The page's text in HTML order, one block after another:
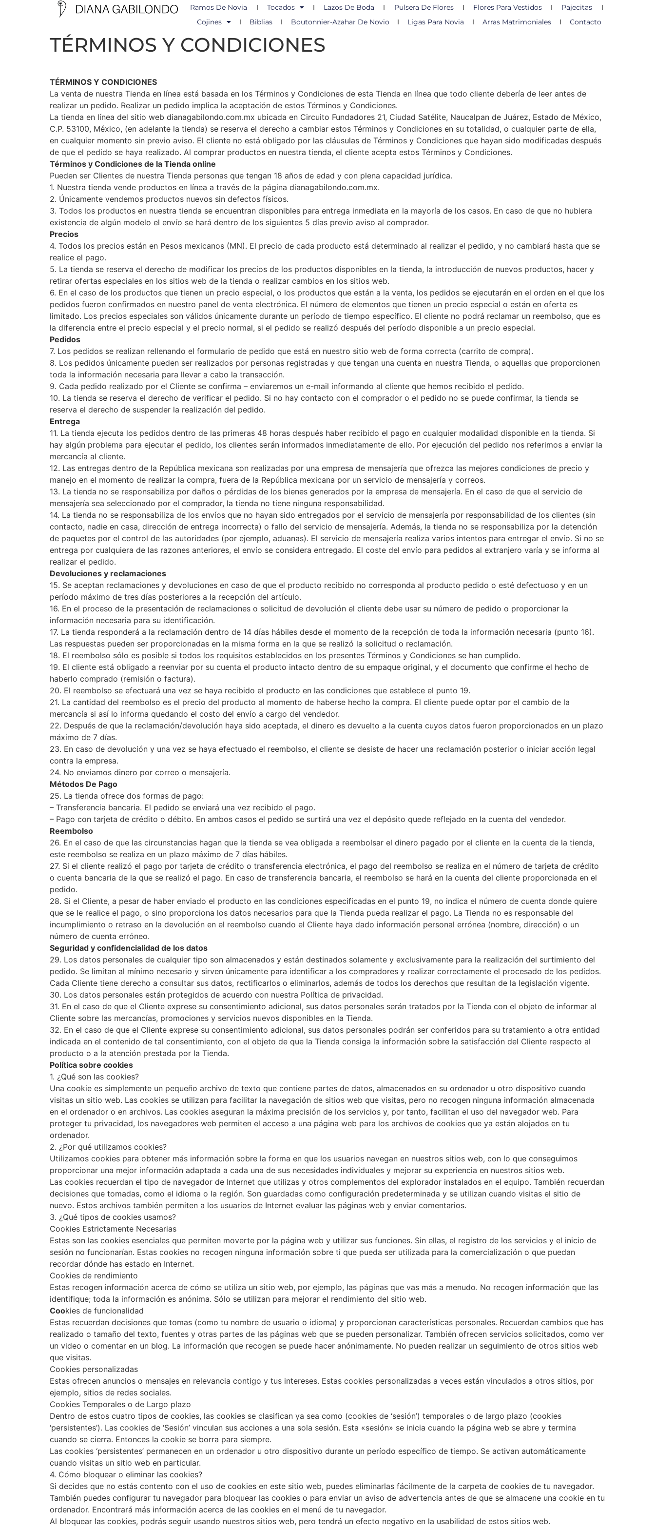
Ramos De Novia Tocados Lazos De Boda Pulsera De Flores Flores Para Vestidos
Pajecitas
Cojines
Biblias Boutonnier-Azahar De Novio Ligas Para Novia Arras Matrimoniales Contacto
TÉRMINOS Y CONDICIONES
TÉRMINOS Y CONDICIONES
La venta de nuestra Tienda en línea está basada en los Términos y Condiciones de esta Tienda en línea que todo cliente debería de leer antes de
realizar un pedido. Realizar un pedido implica la aceptación de estos Términos y Condiciones.
La tienda en línea del sitio web dianagabilondo.com.mx ubicada en Circuito Fundadores 21, Ciudad Satélite, Naucalpan de Juárez, Estado de México,
C.P. 53100, México, (en adelante la tienda) se reserva el derecho a cambiar estos Términos y Condiciones en su totalidad, o cualquier parte de ella,
en cualquier momento sin previo aviso. El cliente no está obligado por las cláusulas de Términos y Condiciones que hayan sido modificadas después
de que el pedido se haya realizado. Al comprar productos en nuestra tienda, el cliente acepta estos Términos y Condiciones.
Términos y Condiciones de la Tienda online
Pueden ser Clientes de nuestra Tienda personas que tengan 18 años de edad y con plena capacidad jurídica.
1. Nuestra tienda vende productos en línea a través de la página dianagabilondo.com.mx.
2. Únicamente vendemos productos nuevos sin defectos físicos.
3. Todos los productos en nuestra tienda se encuentran disponibles para entrega inmediata en la mayoría de los casos. En caso de que no hubiera
existencia de algún modelo el envío se hará dentro de los siguientes 5 días previo aviso al comprador.
Precios
4. Todos los precios están en Pesos mexicanos (MN). El precio de cada producto está determinado al realizar el pedido, y no cambiará hasta que se
realice el pago.
5. La tienda se reserva el derecho de modificar los precios de los productos disponibles en la tienda, la introducción de nuevos productos, hacer y
retirar ofertas especiales en los sitios web de la tienda o realizar cambios en los sitios web.
6. En el caso de los productos que tienen un precio especial, o los productos que están a la venta, los pedidos se ejecutarán en el orden en el que los
pedidos fueron confirmados en nuestro panel de venta electrónica. El número de elementos que tienen un precio especial o están en oferta es
limitado. Los precios especiales son válidos únicamente durante un período de tiempo específico. El cliente no podrá reclamar un reembolso, que es
la diferencia entre el precio especial y el precio normal, si el pedido se realizó después del período disponible a un precio especial.
Pedidos
7. Los pedidos se realizan rellenando el formulario de pedido que está en nuestro sitio web de forma correcta (carrito de compra).
8. Los pedidos únicamente pueden ser realizados por personas registradas y que tengan una cuenta en nuestra Tienda, o aquellas que proporcionen
toda la información necesaria para llevar a cabo la transacción.
9. Cada pedido realizado por el Cliente se confirma – enviaremos un e-mail informando al cliente que hemos recibido el pedido.
10. La tienda se reserva el derecho de verificar el pedido. Si no hay contacto con el comprador o el pedido no se puede confirmar, la tienda se
reserva el derecho de suspender la realización del pedido.
Entrega
11. La tienda ejecuta los pedidos dentro de las primeras 48 horas después haber recibido el pago en cualquier modalidad disponible en la tienda. Si
hay algún problema para ejecutar el pedido, los clientes serán informados inmediatamente de ello. Por ejecución del pedido nos referimos a enviar la
mercancía al cliente.
12. Las entregas dentro de la República mexicana son realizadas por una empresa de mensajería que ofrezca las mejores condiciones de precio y
manejo en el momento de realizar la compra, fuera de la República mexicana por un servicio de mensajería y correos.
13. La tienda no se responsabiliza por daños o pérdidas de los bienes generados por la empresa de mensajería. En el caso de que el servicio de
mensajería sea seleccionado por el comprador, la tienda no tiene ninguna responsabilidad.
14. La tienda no se responsabiliza de los envíos que no hayan sido entregados por el servicio de mensajería por responsabilidad de los clientes (sin
contacto, nadie en casa, dirección de entrega incorrecta) o fallo del servicio de mensajería. Además, la tienda no se responsabiliza por la detención
de paquetes por el control de las autoridades (por ejemplo, aduanas). El servicio de mensajería realiza varios intentos para entregar el envío. Si no se
entrega por cualquiera de las razones anteriores, el envío se considera entregado. El coste del envío para pedidos al extranjero varía y se informa al
realizar el pedido.
Devoluciones y reclamaciones
15. Se aceptan reclamaciones y devoluciones en caso de que el producto recibido no corresponda al producto pedido o esté defectuoso y en un
período máximo de tres días posteriores a la recepción del artículo.
16. En el proceso de la presentación de reclamaciones o solicitud de devolución el cliente debe usar su número de pedido o proporcionar la
información necesaria para su identificación.
17. La tienda responderá a la reclamación dentro de 14 días hábiles desde el momento de la recepción de toda la información necesaria (punto 16).
Las respuestas pueden ser proporcionadas en la misma forma en la que se realizó la solicitud o reclamación.
18. El reembolso sólo es posible si todos los requisitos establecidos en los presentes Términos y Condiciones se han cumplido.
19. El cliente está obligado a reenviar por su cuenta el producto intacto dentro de su empaque original, y el documento que confirme el hecho de
haberlo comprado (remisión o factura).
20. El reembolso se efectuará una vez se haya recibido el producto en las condiciones que establece el punto 19.
21. La cantidad del reembolso es el precio del producto al momento de haberse hecho la compra. El cliente puede optar por el cambio de la
mercancía si así lo informa quedando el costo del envío a cargo del vendedor.
22. Después de que la reclamación/devolución haya sido aceptada, el dinero es devuelto a la cuenta cuyos datos fueron proporcionados en un plazo
máximo de 7 días.
23. En caso de devolución y una vez se haya efectuado el reembolso, el cliente se desiste de hacer una reclamación posterior o iniciar acción legal
contra la empresa.
24. No enviamos dinero por correo o mensajería.
Métodos De Pago
25. La tienda ofrece dos formas de pago:
– Transferencia bancaria. El pedido se enviará una vez recibido el pago.
– Pago con tarjeta de crédito o débito. En ambos casos el pedido se surtirá una vez el depósito quede reflejado en la cuenta del vendedor.
Reembolso
26. En el caso de que las circunstancias hagan que la tienda se vea obligada a reembolsar el dinero pagado por el cliente en la cuenta de la tienda,
este reembolso se realiza en un plazo máximo de 7 días hábiles.
27. Si el cliente realizó el pago por tarjeta de crédito o transferencia electrónica, el pago del reembolso se realiza en el número de tarjeta de crédito
o cuenta bancaria de la que se realizó el pago. En caso de transferencia bancaria, el reembolso se hará en la cuenta del cliente proporcionada en el
pedido.
28. Si el Cliente, a pesar de haber enviado el producto en las condiciones especificadas en el punto 19, no indica el número de cuenta donde quiere
que se le realice el pago, o sino proporciona los datos necesarios para que la Tienda pueda realizar el pago. La Tienda no es responsable del
incumplimiento o retraso en la devolución en el reembolso cuando el Cliente haya dado información personal errónea (nombre, dirección) o un
número de cuenta erróneo.
Seguridad y confidencialidad de los datos
29. Los datos personales de cualquier tipo son almacenados y están destinados solamente y exclusivamente para la realización del surtimiento del
pedido. Se limitan al mínimo necesario y sirven únicamente para identificar a los compradores y realizar correctamente el procesado de los pedidos.
Cada Cliente tiene derecho a consultar sus datos, rectificarlos o eliminarlos, además de todos los derechos que resultan de la legislación vigente.
30. Los datos personales están protegidos de acuerdo con nuestra Política de privacidad.
31. En el caso de que el Cliente exprese su consentimiento adicional, sus datos personales serán tratados por la Tienda con el objeto de informar al
Cliente sobre las mercancías, promociones y servicios nuevos disponibles en la Tienda.
32. En el caso de que el Cliente exprese su consentimiento adicional, sus datos personales podrán ser conferidos para su tratamiento a otra entidad
indicada en el contenido de tal consentimiento, con el objeto de que la Tienda consiga la información sobre la satisfacción del Cliente respecto al
producto o a la atención prestada por la Tienda.
Política sobre cookies
1. ¿Qué son las cookies?
Una cookie es simplemente un pequeño archivo de texto que contiene partes de datos, almacenados en su ordenador u otro dispositivo cuando
visitas un sitio web. Las cookies se utilizan para facilitar la navegación de sitios web que visitas, pero no recogen ninguna información almacenada
en el ordenador o en archivos. Las cookies aseguran la máxima precisión de los servicios y, por tanto, facilitan el uso del navegador web. Para
proteger tu privacidad, los navegadores web permiten el acceso a una página web para los archivos de cookies que ya están alojados en tu
ordenador.
2. ¿Por qué utilizamos cookies?
Utilizamos cookies para obtener más información sobre la forma en que los usuarios navegan en nuestros sitios web, con lo que conseguimos
proporcionar una mejor información adaptada a cada una de sus necesidades individuales y mejorar su experiencia en nuestros sitios web.
Las cookies recuerdan el tipo de navegador de Internet que utilizas y otros complementos del explorador instalados en el equipo. También recuerdan
decisiones que tomadas, como el idioma o la región. Son guardadas como configuración predeterminada y se utilizan cuando visitas el sitio de
nuevo. Estos archivos también permiten a los usuarios de Internet evaluar las páginas web y enviar comentarios.
3. ¿Qué tipos de cookies usamos?
Cookies Estrictamente Necesarias
Estas son las cookies esenciales que permiten moverte por la página web y utilizar sus funciones. Sin ellas, el registro de los servicios y el inicio de
sesión no funcionarían. Estas cookies no recogen ninguna información sobre ti que pueda ser utilizada para la comercialización o que puedan
recordar dónde has estado en Internet.
Cookies de rendimiento
Estas recogen información acerca de cómo se utiliza un sitio web, por ejemplo, las páginas que vas más a menudo. No recogen información que las
identifique; toda la información es anónima. Sólo se utilizan para mejorar el rendimiento del sitio web.
Cookies de funcionalidad
Estas recuerdan decisiones que tomas (como tu nombre de usuario o idioma) y proporcionan características personales. Recuerdan cambios que has
realizado o tamaño del texto, fuentes y otras partes de las páginas web que se pueden personalizar. También ofrecen servicios solicitados, como ver
un video o comentar en un blog. La información que recogen se puede hacer anónimamente. No pueden realizar un seguimiento de otros sitios web
que visitas.
Cookies personalizadas
Estas ofrecen anuncios o mensajes en relevancia contigo y tus intereses. Estas cookies personalizadas a veces están vinculados a otros sitios, por
ejemplo, sitios de redes sociales.
Cookies Temporales o de Largo plazo
Dentro de estos cuatro tipos de cookies, las cookies se clasifican ya sea como (cookies de ‘sesión’) temporales o de largo plazo (cookies
‘persistentes’). Las cookies de ‘Sesión’ vinculan sus acciones a una sola sesión. Esta «sesión» se inicia cuando la página web se abre y termina
cuando se cierra. Entonces la cookie se borra para siempre.
Las cookies ‘persistentes’ permanecen en un ordenador u otro dispositivo durante un período específico de tiempo. Se activan automáticamente
cuando visitas un sitio web en particular.
4. Cómo bloquear o eliminar las cookies?
Si decides que no estás contento con el uso de cookies en este sitio web, puedes eliminarlas fácilmente de la carpeta de cookies de tu navegador.
También puedes configurar tu navegador para bloquear las cookies o para enviar un aviso de advertencia antes de que se almacene una cookie en tu
ordenador. Encontrará más información acerca de las cookies en el menú de tu navegador.
Al bloquear las cookies, podrás seguir usando nuestros sitios web, pero tendrá un efecto negativo en la usabilidad de estos sitios web.